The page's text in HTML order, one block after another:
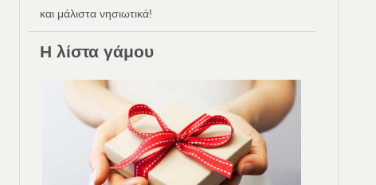
και μάλιστα νησιωτικά!
Η λίστα γάμου